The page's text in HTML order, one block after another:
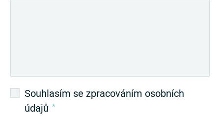
Souhlasím se zpracováním osobních
údajů *